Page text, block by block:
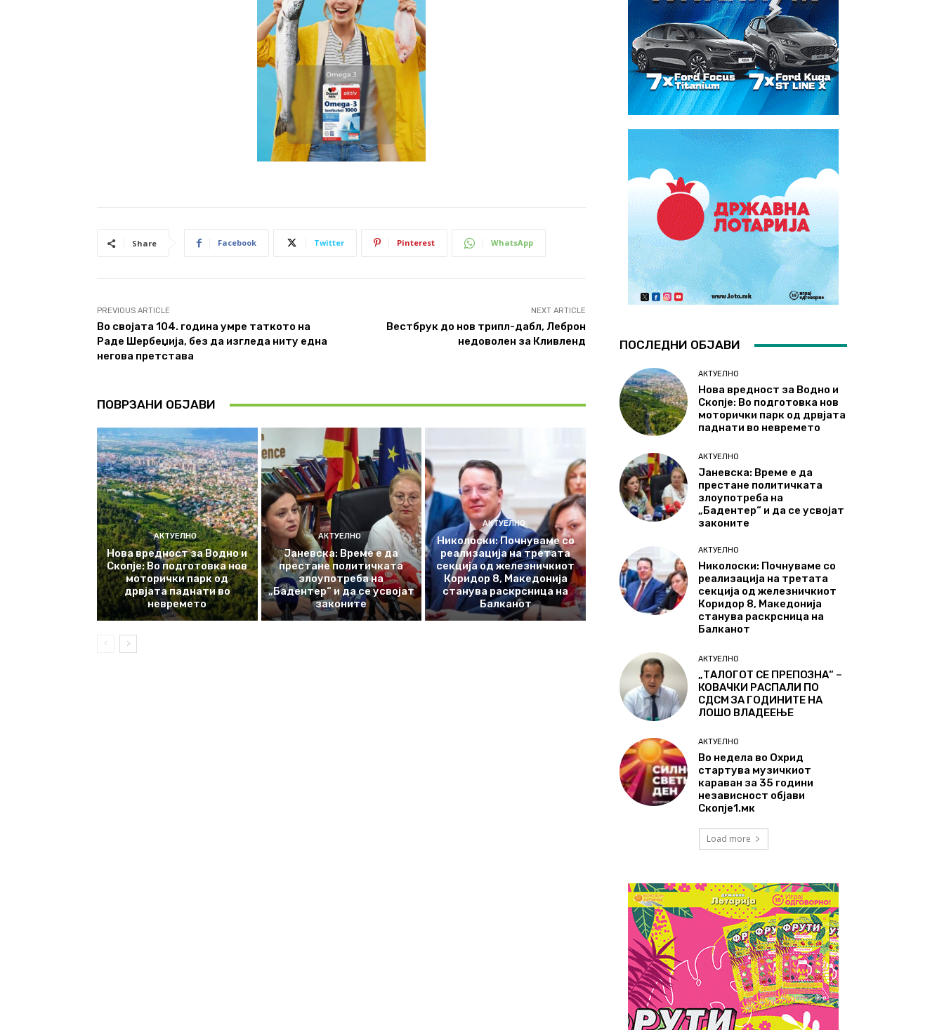
Share Facebook Twitter Pinterest WhatsApp
PREVIOUS ARTICLE
Во својата 104. година умре таткото на
Раде Шербеџија, без да изгледа ниту една
негова претстава
NEXT ARTICLE
Вестбрук до нов трипл-дабл, Леброн
недоволен за Кливленд
ПОВРЗАНИ ОБЈАВИ
АКТУЕЛНО
Нова вредност за Водно и
Скопје: Во подготовка нов
моторички парк од
дрвјата паднати во
невремето
АКТУЕЛНО
Јаневска: Време е да
престане политичката
злоупотреба на
„Бадентер“ и да се усвојат
законите
АКТУЕЛНО
Николоски: Почнуваме со
реализација на третата
секција од железничкиот
Коридор 8, Македонија
станува раскрсница на
Балканот
ПОСЛЕДНИ ОБЈАВИ
АКТУЕЛНО
Нова вредност за Водно и
Скопје: Во подготовка нов
моторички парк од дрвјата
паднати во невремето
АКТУЕЛНО
Јаневска: Време е да
престане политичката
злоупотреба на
„Бадентер“ и да се усвојат
законите
АКТУЕЛНО
Николоски: Почнуваме со
реализација на третата
секција од железничкиот
Коридор 8, Македонија
станува раскрсница на
Балканот
АКТУЕЛНО
„ТАЛОГОТ СЕ ПРЕПОЗНА“ –
КОВАЧКИ РАСПАЛИ ПО
СДСМ ЗА ГОДИНИТЕ НА
ЛОШО ВЛАДЕЕЊЕ
АКТУЕЛНО
Во недела во Охрид
стартува музичкиот
караван за 35 години
независност објави
Скопје1.мк
Load more